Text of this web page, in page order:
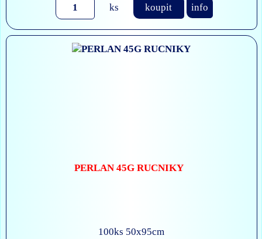
ks koupit info
PERLAN 45G RUCNIKY
100ks 50x95cm